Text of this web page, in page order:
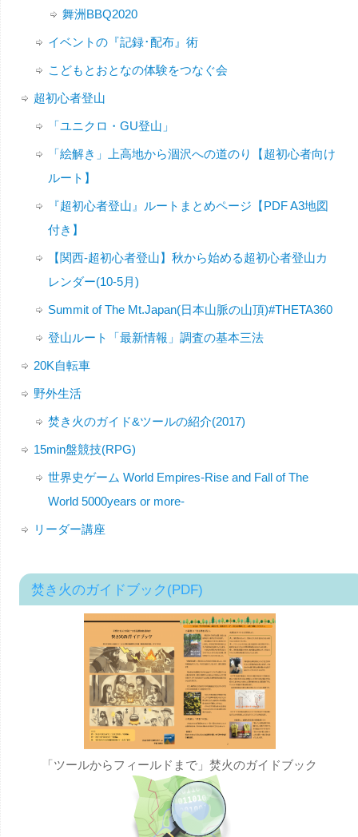
舞洲BBQ2020
イベントの『記録･配布』術
こどもとおとなの体験をつなぐ会
超初心者登山
「ユニクロ・GU登山」
「絵解き」上高地から涸沢への道のり【超初心者向け
ルート】
『超初心者登山』ルートまとめページ【PDF A3地図
付き】
【関西-超初心者登山】秋から始める超初心者登山カ
レンダー(10-5月)
Summit of The Mt.Japan(日本山脈の山頂)#THETA360
登山ルート「最新情報」調査の基本三法
20K自転車
野外生活
焚き火のガイド&ツールの紹介(2017)
15min盤競技(RPG)
世界史ゲーム World Empires-Rise and Fall of The
World 5000years or more-
リーダー講座
焚き火のガイドブック(PDF)
「ツールからフィールドまで」焚火のガイドブック